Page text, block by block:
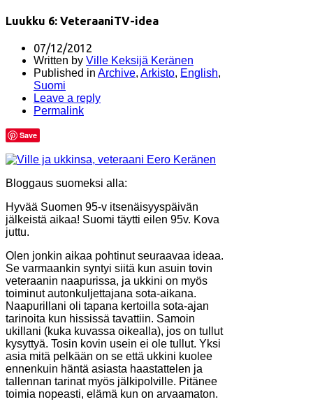
Luukku 6: VeteraaniTV-idea
07/12/2012
Written by Ville Keksijä Keränen
Published in Archive, Arkisto, English,
Suomi
Leave a reply
Permalink
Save
Bloggaus suomeksi alla:
Hyvää Suomen 95-v itsenäisyyspäivän
jälkeistä aikaa! Suomi täytti eilen 95v. Kova
juttu.
Olen jonkin aikaa pohtinut seuraavaa ideaa.
Se varmaankin syntyi siitä kun asuin tovin
veteraanin naapurissa, ja ukkini on myös
toiminut autonkuljettajana sota-aikana.
Naapurillani oli tapana kertoilla sota-ajan
tarinoita kun hississä tavattiin. Samoin
ukillani (kuka kuvassa oikealla), jos on tullut
kysyttyä. Tosin kovin usein ei ole tullut. Yksi
asia mitä pelkään on se että ukkini kuolee
ennenkuin häntä asiasta haastattelen ja
tallennan tarinat myös jälkipolville. Pitänee
toimia nopeasti, elämä kun on arvaamaton.